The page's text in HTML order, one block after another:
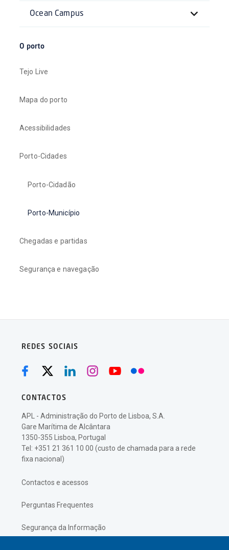
Ocean Campus
O porto
Tejo Live
Mapa do porto
Acessibilidades
Porto-Cidades
Porto-Cidadão
Porto-Município
Chegadas e partidas
Segurança e navegação
REDES SOCIAIS
CONTACTOS
APL - Administração do Porto de Lisboa, S.A.
Gare Marítima de Alcântara
1350-355 Lisboa, Portugal
Tel: +351 21 361 10 00 (custo de chamada para a rede
fixa nacional)
Contactos e acessos
Perguntas Frequentes
Segurança da Informação